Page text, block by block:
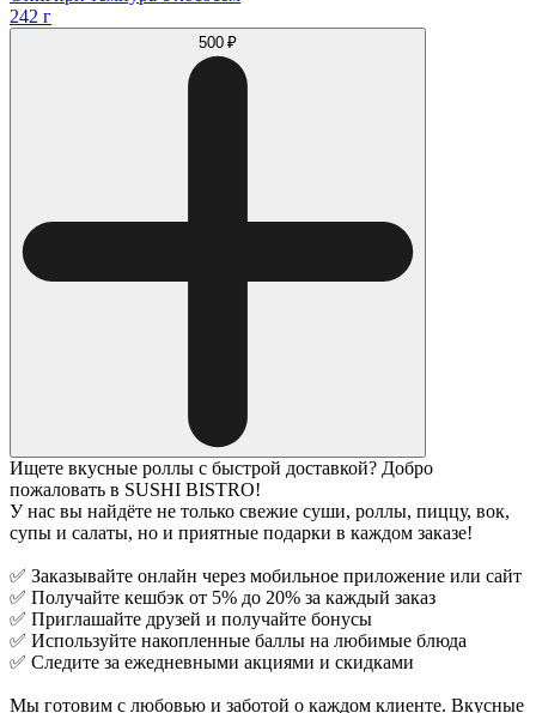
242 г
500 ₽
Ищете вкусные роллы с быстрой доставкой? Добро
пожаловать в SUSHI BISTRO!
У нас вы найдёте не только свежие суши, роллы, пиццу, вок,
супы и салаты, но и приятные подарки в каждом заказе!
✅ Заказывайте онлайн через мобильное приложение или сайт
✅ Получайте кешбэк от 5% до 20% за каждый заказ
✅ Приглашайте друзей и получайте бонусы
✅ Используйте накопленные баллы на любимые блюда
✅ Следите за ежедневными акциями и скидками
Мы готовим с любовью и заботой о каждом клиенте. Вкусные